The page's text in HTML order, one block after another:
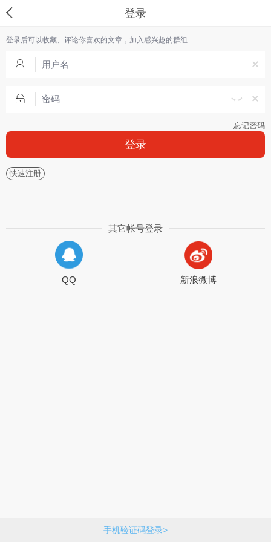
登录
登录后可以收藏、评论你喜欢的文章，加入感兴趣的群组
忘记密码
登录
快速注册
手机验证码登录>
其它帐号登录
QQ 新浪微博